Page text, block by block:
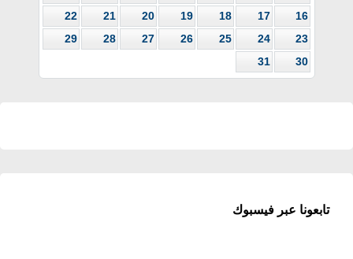
16
17
18
19
20
21
22
23
24
25
26
27
28
29
30
31
تابعونا عبر فيسبوك